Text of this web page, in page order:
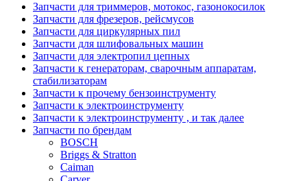
Запчасти для триммеров, мотокос, газонокосилок
Запчасти для фрезеров, рейсмусов
Запчасти для циркулярных пил
Запчасти для шлифовальных машин
Запчасти для электропил цепных
Запчасти к генераторам, сварочным аппаратам,
стабилизаторам
Запчасти к прочему бензоинструменту
Запчасти к электроинструменту
Запчасти к электроинструменту , и так далее
Запчасти по брендам
BOSCH
Briggs & Stratton
Caiman